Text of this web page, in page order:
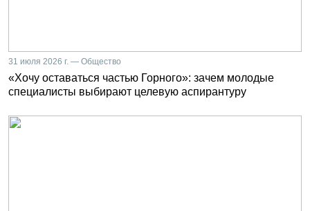
31 июля 2026 г. — Общество
«Хочу оставаться частью Горного»: зачем молодые
специалисты выбирают целевую аспирантуру